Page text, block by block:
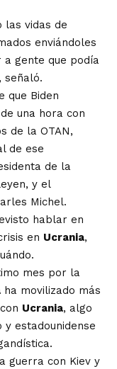
las vidas de
enviándoles
gente que podía
señaló.
que Biden
una hora con
de la OTAN,
de ese
de la
y el
Michel.
hablar en
en Ucrania,
mes por la
ha movilizado más
Ucrania, algo
estadounidense
guerra con Kiev y